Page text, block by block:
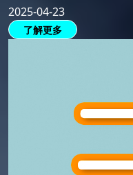
2025-04-23
了解更多